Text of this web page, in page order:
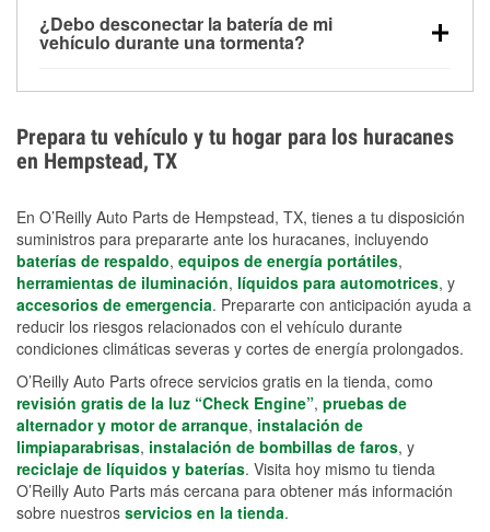
días después de la exposición.
para aplicaciones de ciclo profundo porque son
selladas, resistentes a las vibraciones y más
¿Debo desconectar la batería de mi
vehículo durante una tormenta?
los daños por inundación. Evitar el agua estancada y
preparar opciones de carga de respaldo son
medidas de protección más efectivas.
Prepara tu vehículo y tu hogar para los huracanes
en Hempstead, TX
En O’Reilly Auto Parts de Hempstead, TX, tienes a tu disposición
suministros para prepararte ante los huracanes, incluyendo
baterías de respaldo, equipos de energía portátiles,
herramientas de iluminación, líquidos para automotrices, y
accesorios de emergencia. Prepararte con anticipación ayuda a
reducir los riesgos relacionados con el vehículo durante
condiciones climáticas severas y cortes de energía prolongados.
O’Reilly Auto Parts ofrece servicios gratis en la tienda, como
revisión gratis de la luz “Check Engine”, pruebas de
alternador y motor de arranque, instalación de
limpiaparabrisas, instalación de bombillas de faros, y
reciclaje de líquidos y baterías. Visita hoy mismo tu tienda
O’Reilly Auto Parts más cercana para obtener más información
sobre nuestros servicios en la tienda.